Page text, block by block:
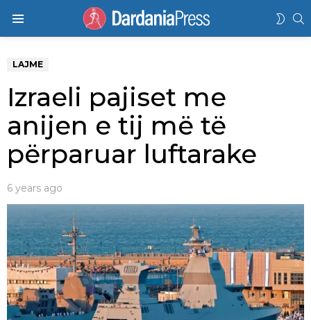
LAJME
Izraeli pajiset me
anijen e tij më të
përparuar luftarake
6 years ago